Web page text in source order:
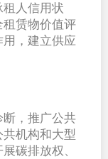
人信用状
赁物价值评
，建立供应
，推广公共
机构和大型
碳排放权、